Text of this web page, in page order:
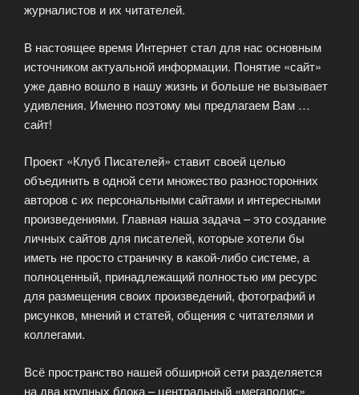
журналистов и их читателей.
В настоящее время Интернет стал для нас основным
источником актуальной информации. Понятие «сайт»
уже давно вошло в нашу жизнь и больше не вызывает
удивления. Именно поэтому мы предлагаем Вам …
сайт!
Проект «Клуб Писателей» ставит своей целью
объединить в одной сети множество разносторонних
авторов с их персональными сайтами и интересными
произведениями. Главная наша задача – это создание
личных сайтов для писателей, которые хотели бы
иметь не просто страничку в какой-либо системе, а
полноценный, принадлежащий полностью им ресурс
для размещения своих произведений, фотографий и
рисунков, мнений и статей, общения с читателями и
коллегами.
Всё пространство нашей обширной сети разделяется
на два крупных блока – центральный «мегаполис»